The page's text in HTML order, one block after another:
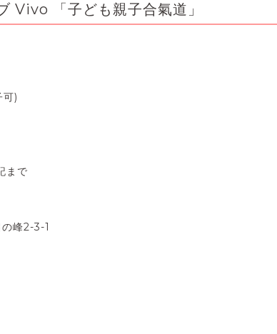
Vivo 「子ども親子合氣道」
)
まで
峰2-3-1